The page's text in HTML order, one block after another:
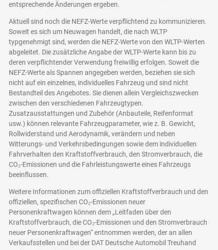
entsprechende Änderungen ergeben.
Aktuell sind noch die NEFZ-Werte verpflichtend zu kommunizieren.
Soweit es sich um Neuwagen handelt, die nach WLTP
typgenehmigt sind, werden die NEFZ-Werte von den WLTP-Werten
abgeleitet. Die zusätzliche Angabe der WLTP-Werte kann bis zu
deren verpflichtender Verwendung freiwillig erfolgen. Soweit die
NEFZ-Werte als Spannen angegeben werden, beziehen sie sich
nicht auf ein einzelnes, individuelles Fahrzeug und sind nicht
Bestandteil des Angebotes. Sie dienen allein Vergleichszwecken
zwischen den verschiedenen Fahrzeugtypen.
Zusatzausstattungen und Zubehör (Anbauteile, Reifenformat
usw.) können relevante Fahrzeugparameter, wie z. B. Gewicht,
Rollwiderstand und Aerodynamik, verändern und neben
Witterungs- und Verkehrsbedingungen sowie dem individuellen
Fahrverhalten den Kraftstoffverbrauch, den Stromverbrauch, die
CO₂-Emissionen und die Fahrleistungswerte eines Fahrzeugs
beeinflussen.
Weitere Informationen zum offiziellen Kraftstoffverbrauch und den
offiziellen, spezifischen CO₂-Emissionen neuer
Personenkraftwagen können dem „Leitfaden über den
Kraftstoffverbrauch, die CO₂-Emissionen und den Stromverbrauch
neuer Personenkraftwagen“ entnommen werden, der an allen
Verkaufsstellen und bei der DAT Deutsche Automobil Treuhand